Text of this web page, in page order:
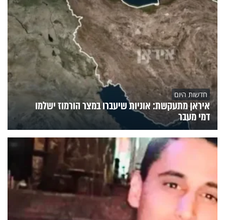
חדשות היום
איראן מתעקשת: אוניות שיעברו במצר הורמוז ישלמו
דמי מעבר